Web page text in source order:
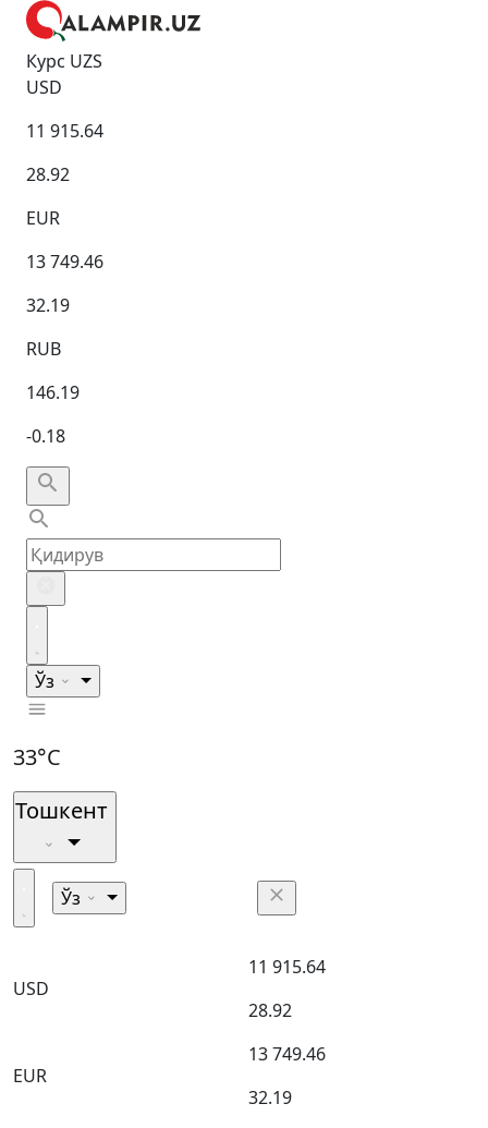
Курс UZS
USD
11 915.64
28.92
EUR
13 749.46
32.19
RUB
146.19
-0.18
Ўз
33°C
Тошкент
Ўз
USD
11 915.64
28.92
EUR
13 749.46
32.19